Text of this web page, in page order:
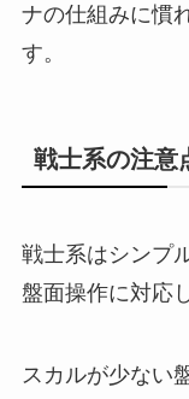
ナの仕組みに慣
す。
戦士系の注意
戦士系はシンプ
盤面操作に対応
スカルが少ない